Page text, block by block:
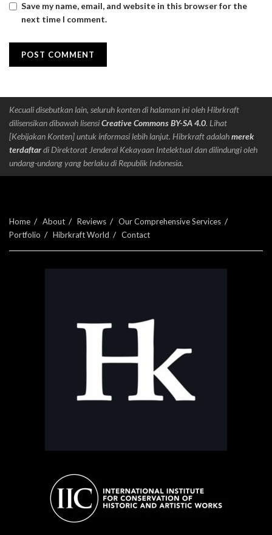
Save my name, email, and website in this browser for the
next time I comment.
Kecuali disebutkan lain, seluruh konten di halaman ini oleh Hibrkraft
dilisensikan dibawah lisensiCreative Commons BY-SA 4.0. Lihat
[Kebijakan Konten] untuk informasi lebih lanjut. Hibrkraft adalahmerek
terdaftardi Direktorat Jenderal Kekayaan Intelektual dan dilindungi oleh
undang-undang yang berlaku di Republik Indonesia.
Home About Reviews
Our Comprehensive Services
Portfolio
Hibrkraft World Contact